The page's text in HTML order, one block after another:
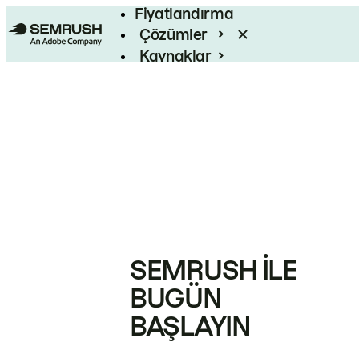
Fiyatlandırma
Çözümler
Kaynaklar
SEMRUSH ILE
BUGÜN
BAŞLAYIN